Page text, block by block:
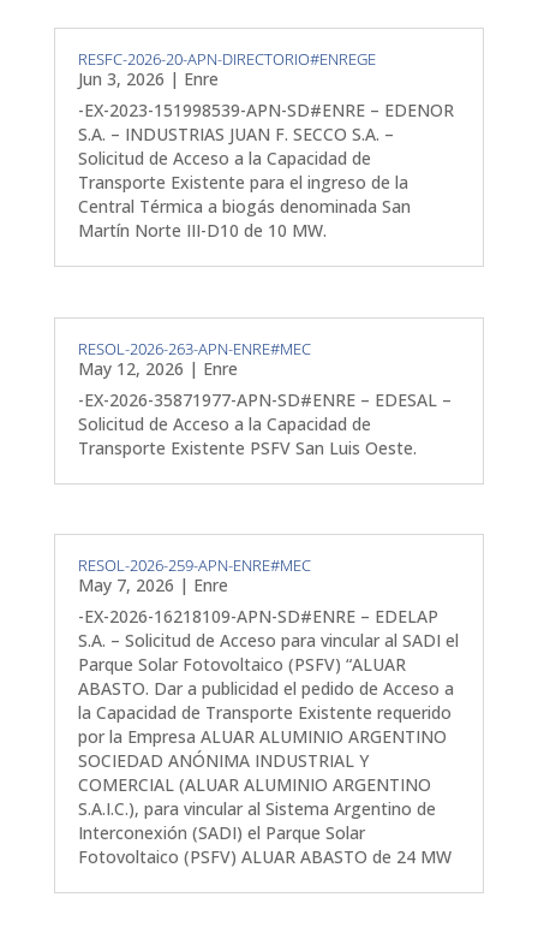
RESFC-2026-20-APN-DIRECTORIO#ENREGE
Jun 3, 2026 | Enre
-EX-2023-151998539-APN-SD#ENRE – EDENOR
S.A. – INDUSTRIAS JUAN F. SECCO S.A. –
Solicitud de Acceso a la Capacidad de
Transporte Existente para el ingreso de la
Central Térmica a biogás denominada San
Martín Norte III-D10 de 10 MW.
RESOL-2026-263-APN-ENRE#MEC
May 12, 2026 | Enre
-EX-2026-35871977-APN-SD#ENRE – EDESAL –
Solicitud de Acceso a la Capacidad de
Transporte Existente PSFV San Luis Oeste.
RESOL-2026-259-APN-ENRE#MEC
May 7, 2026 | Enre
-EX-2026-16218109-APN-SD#ENRE – EDELAP
S.A. – Solicitud de Acceso para vincular al SADI el
Parque Solar Fotovoltaico (PSFV) “ALUAR
ABASTO. Dar a publicidad el pedido de Acceso a
la Capacidad de Transporte Existente requerido
por la Empresa ALUAR ALUMINIO ARGENTINO
SOCIEDAD ANÓNIMA INDUSTRIAL Y
COMERCIAL (ALUAR ALUMINIO ARGENTINO
S.A.I.C.), para vincular al Sistema Argentino de
Interconexión (SADI) el Parque Solar
Fotovoltaico (PSFV) ALUAR ABASTO de 24 MW